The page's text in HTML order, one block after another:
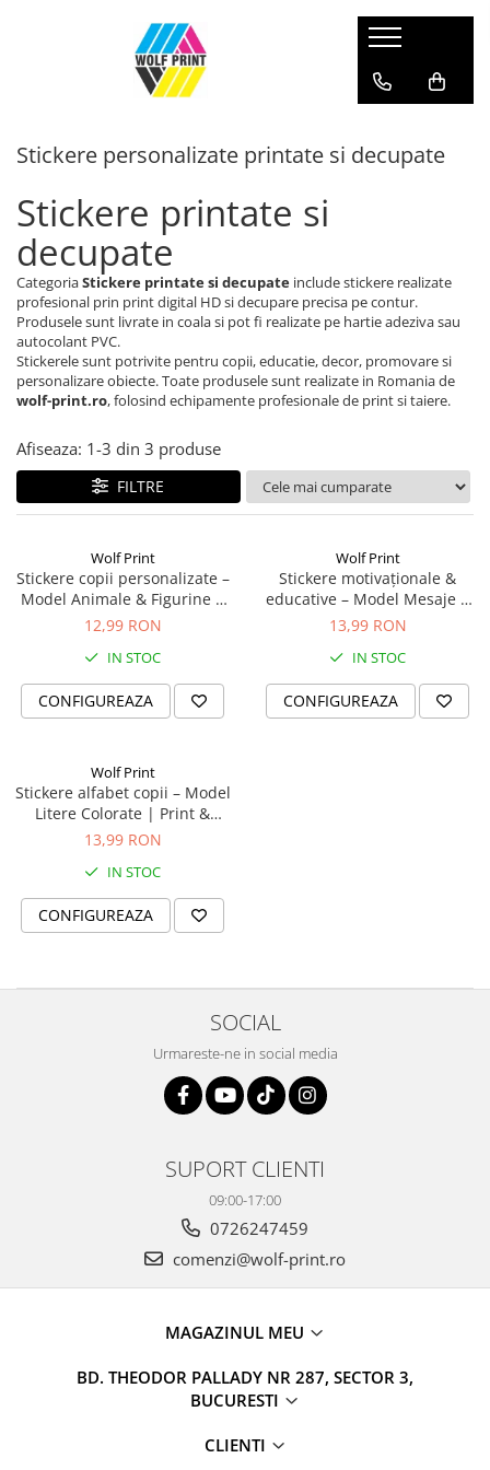
Produse Categorii
Stickere pentru Produse Bio & Eco
decupate
Stickere copii
Stickere educationale
Stickere decorative
Stickere personalizate
Carti de Vizita
Sisteme de Afisare
Placute Informative
Stickere Decorative
Stickere Decorative Model 3D
Stickere Decorative Model Floral
Stickere Decorative Textura Lemn
Stickere Decorative Copii
Stickere Decorative Model
Caramida
Stickere Decorative Textura Beton
Tablouri Canvas
Tablou Canvas Animale
Tablou Canvas Living/Sufragerie
Papetarie si organizare nunta
Plicuri Bani Nunta
Meniuri Nunta
Invitatii Premium pentru Nunta
Suport/Coaster din Lemn
Indicatoare de Avertizare
Indicatoare de Interzicere
Indicatoare de Obligativitate
Stickere personalizate printate si decupate
Stickere printate si
decupate
CategoriaStickere printate si decupate include stickere realizate
profesional prin print digital HD si decupare precisa pe contur.
Produsele sunt livrate in coala si pot fi realizate pe hartie adeziva sau
autocolant PVC.
Stickerele sunt potrivite pentru copii, educatie, decor, promovare si
personalizare obiecte. Toate produsele sunt realizate in Romania de
wolf-print.ro, folosind echipamente profesionale de print si taiere.
Afiseaza: 1-3 din 3 produse
FILTRE
Wolf Print
Stickere copii personalizate –
Model Animale & Figurine |
Print & Decupaj Profesional
12,99 RON
IN STOC
CONFIGUREAZA
Wolf Print
Stickere motivaționale &
educative – Model Mesaje |
Print & Decupaj 25x35 cm
13,99 RON
IN STOC
CONFIGUREAZA
Wolf Print
Stickere alfabet copii – Model
Litere Colorate | Print &
Decupaj 25x35 cm
13,99 RON
IN STOC
CONFIGUREAZA
SOCIAL
Urmareste-ne in social media
SUPORT CLIENTI
09:00-17:00
0726247459
comenzi@wolf-print.ro
MAGAZINUL MEU
BD. THEODOR PALLADY NR 287, SECTOR 3,
BUCURESTI
CLIENTI